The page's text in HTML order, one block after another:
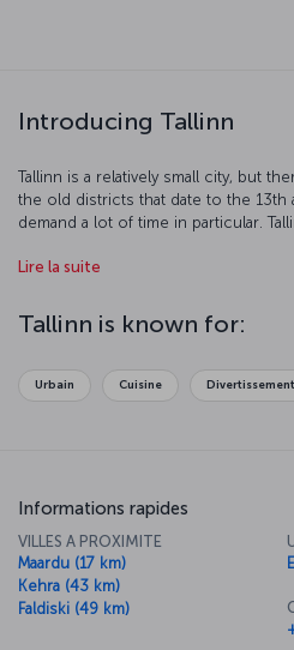
Introducing Tallinn
Tallinn is a relatively small city, but
the old districts that date to the 13th
demand a lot of time in particular.
confederation of merchant guilds,
Site in 1997.
Lire la suite
Tallinn is known for:
Urbain Cuisine
Informations rapides
VILLES A PROXIMITE
Maardu (17 km)
Kehra (43 km)
Faldiski (49 km)